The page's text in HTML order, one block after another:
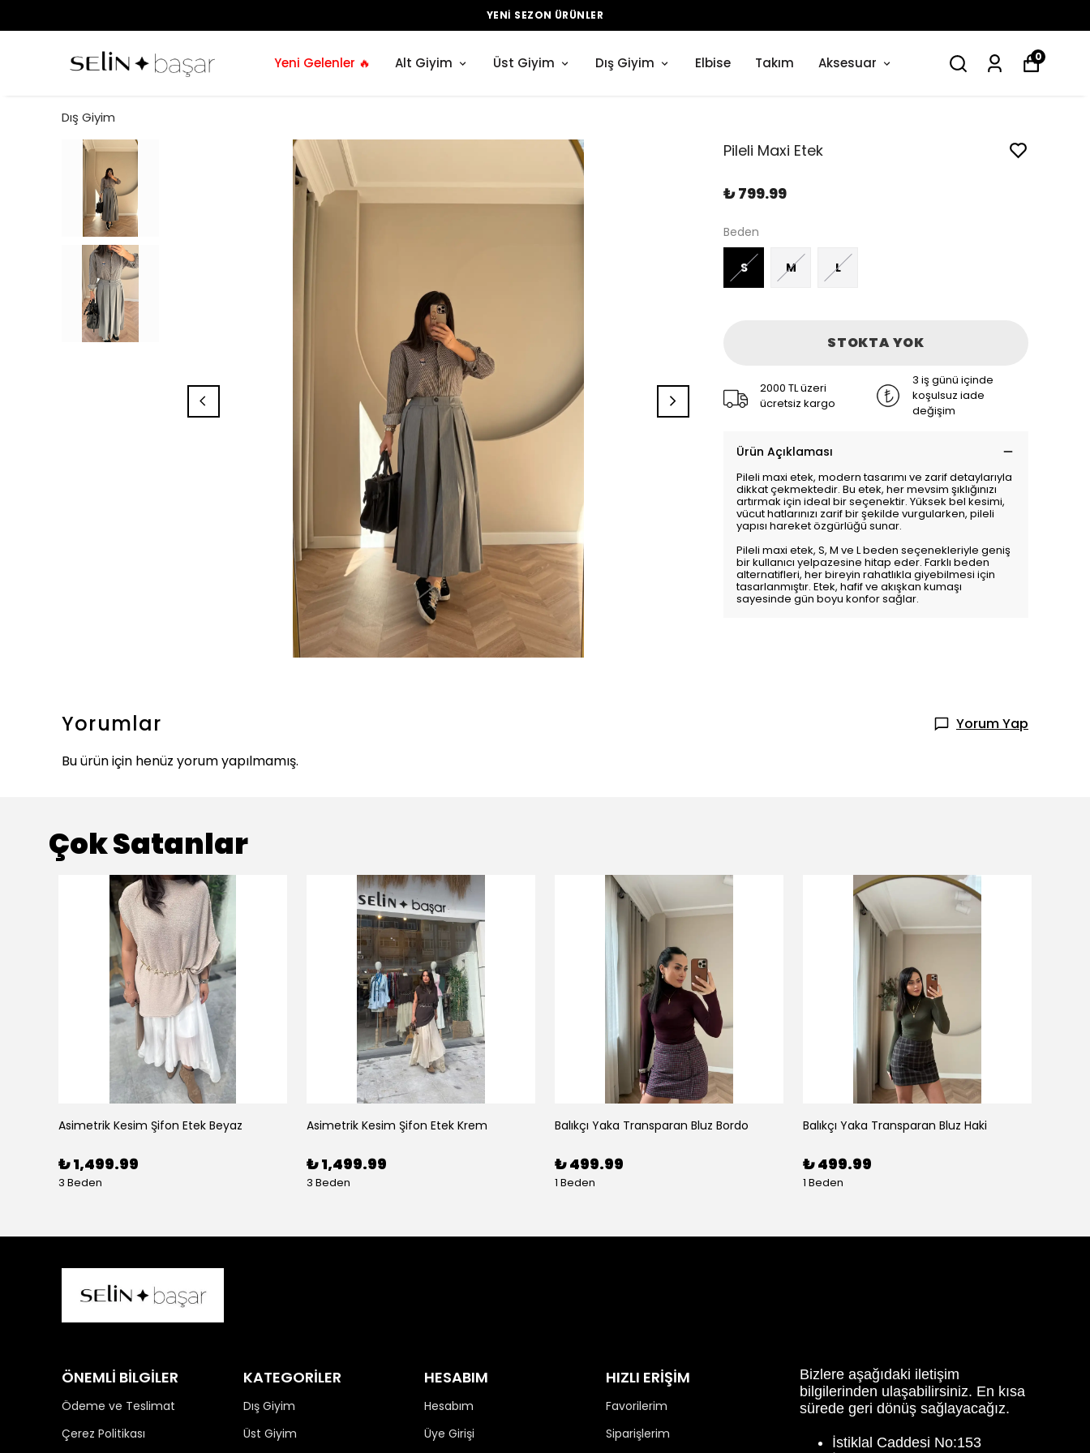
YENI SEZON ÜRÜNLER
Yeni Gelenler 🔥 Alt Giyim Üst Giyim Dış Giyim Elbise Takım Aksesuar 0
Dış Giyim
Pileli Maxi Etek
₺ 799.99
Beden
S M L
STOKTA YOK
2000 TL üzeri
ücretsiz kargo
3 iş günü içinde
koşulsuz iade
değişim
Ürün Açıklaması
Pileli maxi etek, modern tasarımı ve zarif detaylarıyla
dikkat çekmektedir. Bu etek, her mevsim şıklığınızı
artırmak için ideal bir seçenektir. Yüksek bel kesimi,
vücut hatlarınızı zarif bir şekilde vurgularken, pileli
yapısı hareket özgürlüğü sunar.
Pileli maxi etek, S, M ve L beden seçenekleriyle geniş
bir kullanıcı yelpazesine hitap eder. Farklı beden
alternatifleri, her bireyin rahatlıkla giyebilmesi için
tasarlanmıştır. Etek, hafif ve akışkan kumaşı
sayesinde gün boyu konfor sağlar.
Yorumlar
Yorum Yap
Bu ürün için henüz yorum yapılmamış.
Çok Satanlar
Asimetrik Kesim Şifon Etek Beyaz
₺ 1,499.99
3 Beden
Asimetrik Kesim Şifon Etek Krem
₺ 1,499.99
3 Beden
Balıkçı Yaka Transparan Bluz Bordo
₺ 499.99
1 Beden
Balıkçı Yaka Transparan Bluz Haki
₺ 499.99
1 Beden
ÖNEMLİ BİLGİLER
Ödeme ve Teslimat
Çerez Politikası
KATEGORİLER
Dış Giyim
Üst Giyim
HESABIM
Hesabım
Üye Girişi
HIZLI ERİŞİM
Favorilerim
Siparişlerim
Bizlere aşağıdaki iletişim
bilgilerinden ulaşabilirsiniz. En kısa
sürede geri dönüş sağlayacağız.
İstiklal Caddesi No:153